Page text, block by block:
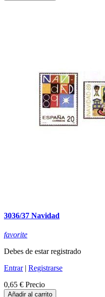
3036/37 Navidad
favorite
Debes de estar registrado
Entrar| Registrarse
0,65 € Precio
Añadir al carrito